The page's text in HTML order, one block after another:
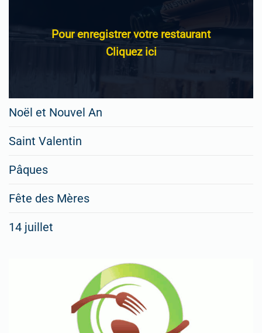
Pour enregistrer votre restaurant
Cliquez ici
Noël et Nouvel An
Saint Valentin
Pâques
Fête des Mères
14 juillet